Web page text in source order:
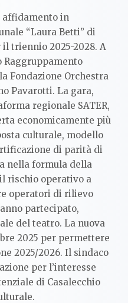
affidamento in
“Laura Betti” di
il triennio 2025-2028. A
Raggruppamento
Fondazione Orchestra
Pavarotti. La gara,
regionale SATER,
economicamente più
culturale, modello
di parità di
nella formula della
rischio operativo a
operatori di rilievo
partecipato,
del teatro. La nuova
2025 per permettere
2025/2026. Il sindaco
per l’interesse
di Casalecchio